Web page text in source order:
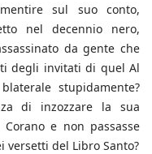
sul suo conto,
nel decennio nero,
da gente che
degli invitati di quel Al
stupidamente?
di inzozzare la sua
e non passasse
versetti del Libro Santo?